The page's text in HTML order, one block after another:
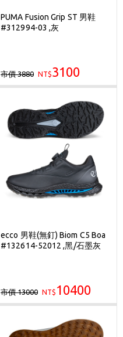
PUMA Fusion Grip ST 男鞋
#312994-03 ,灰
市價 3880 NT$3100
ecco 男鞋(無釘) Biom C5 Boa
#132614-52012 ,黑/石墨灰
市價 13000 NT$ 10400